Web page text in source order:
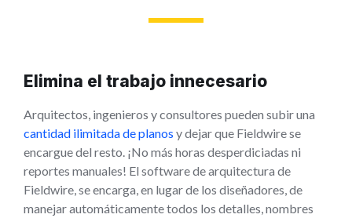
Elimina el trabajo innecesario
Arquitectos, ingenieros y consultores pueden subir una
cantidad ilimitada de planos y dejar que Fieldwire se
encargue del resto. ¡No más horas desperdiciadas ni
reportes manuales! El software de arquitectura de
Fieldwire, se encarga, en lugar de los diseñadores, de
manejar automáticamente todos los detalles, nombres